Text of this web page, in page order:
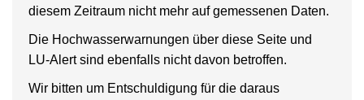
diesem Zeitraum nicht mehr auf gemessenen Daten.
Die Hochwasserwarnungen über diese Seite und
LU-Alert sind ebenfalls nicht davon betroffen.
Wir bitten um Entschuldigung für die daraus